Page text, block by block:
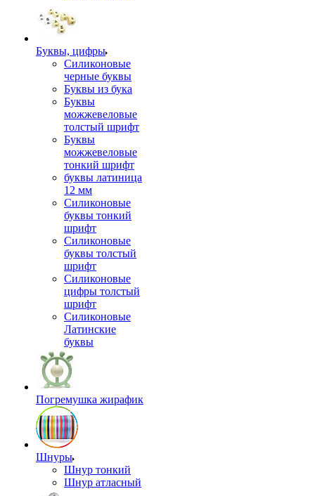
Буквы, цифры
Силиконовые
черные буквы
Буквы из бука
Буквы
можжевеловые
толстый шрифт
Буквы
можжевеловые
тонкий шрифт
буквы латиница
12 мм
Силиконовые
буквы тонкий
шрифт
Силиконовые
буквы толстый
шрифт
Силиконовые
цифры толстый
шрифт
Силиконовые
Латинские
буквы
Погремушка жирафик
Шнуры
Шнур тонкий
Шнур атласный